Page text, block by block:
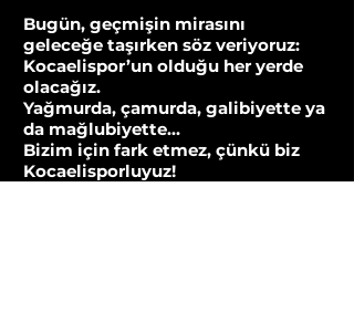
Bugün, geçmişin mirasını
geleceğe taşırken söz veriyoruz:
Kocaelispor’un olduğu her yerde
olacağız.
Yağmurda, çamurda, galibiyette ya
da mağlubiyette…
Bizim için fark etmez, çünkü biz
Kocaelisporluyuz!